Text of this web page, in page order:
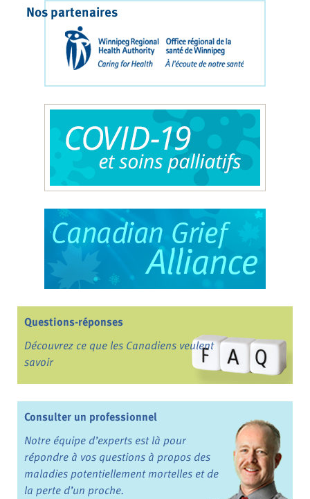
Nos partenaires
Questions-réponses
Découvrez ce que les Canadiens veulent
savoir
Consulter un professionnel
Notre équipe d’experts est là pour
répondre à vos questions à propos des
maladies potentiellement mortelles et de
la perte d’un proche.